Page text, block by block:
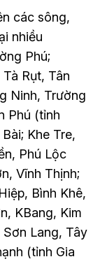
các sông,
nhiều
Phú;
Rụt, Tân
Ninh, Trường
Phú (tỉnh
Khe Tre,
Phú Lộc
Vĩnh Thịnh;
Bình Khê,
KBang, Kim
Lang, Tây
(tỉnh Gia